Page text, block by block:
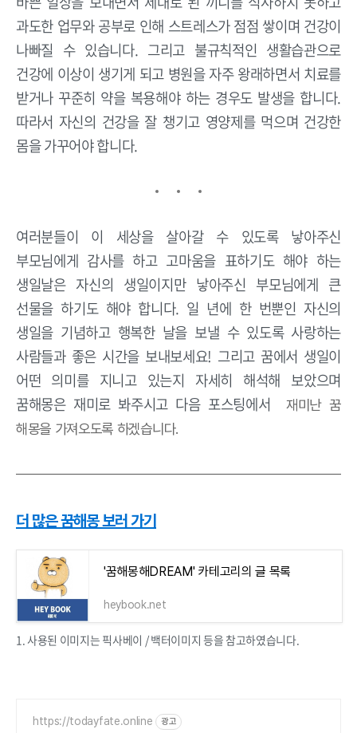
과도한 업무와 공부로 인해 스트레스가 점점 쌓이며 건강이
나빠질 수 있습니다. 그리고 불규칙적인 생활습관으로
건강에 이상이 생기게 되고 병원을 자주 왕래하면서 치료를
받거나 꾸준히 약을 복용해야 하는 경우도 발생을 합니다.
따라서 자신의 건강을 잘 챙기고 영양제를 먹으며 건강한
몸을 가꾸어야 합니다.
여러분들이 이 세상을 살아갈 수 있도록 낳아주신
부모님에게 감사를 하고 고마움을 표하기도 해야 하는
생일날은 자신의 생일이지만 낳아주신 부모님에게 큰
선물을 하기도 해야 합니다. 일 년에 한 번뿐인 자신의
생일을 기념하고 행복한 날을 보낼 수 있도록 사랑하는
사람들과 좋은 시간을 보내보세요! 그리고 꿈에서 생일이
어떤 의미를 지니고 있는지 자세히 해석해 보았으며
꿈해몽은 재미로 봐주시고 다음 포스팅에서
재미난 꿈
해몽을 가져오도록 하겠습니다.
더 많은 꿈해몽 보러 가기
'꿈해몽해DREAM' 카테고리의 글 목록
heybook.net
1. 사용된 이미지는 픽사베이 / 백터이미지 등을 참고하였습니다.
https://todayfate.online 광고